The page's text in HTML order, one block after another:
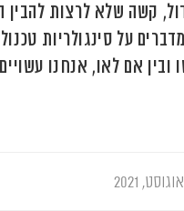
קשה שלא לרצות להבין
על סינגולריות
ובין אם לאו, אנחנו